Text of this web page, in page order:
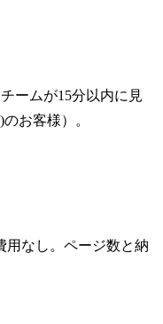
ームが15分以内に見
お客様）。
用なし。ページ数と納